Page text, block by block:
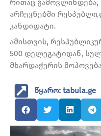
რითაც გამოვლინდება,
არჩევნებში
კანდიდატი.
ამისთვის,
500 დელეგატიდან,
მხარდაჭერის
წყარო: tabula.ge